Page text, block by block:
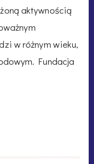
aktywnością
w różnym wieku,
Fundacja